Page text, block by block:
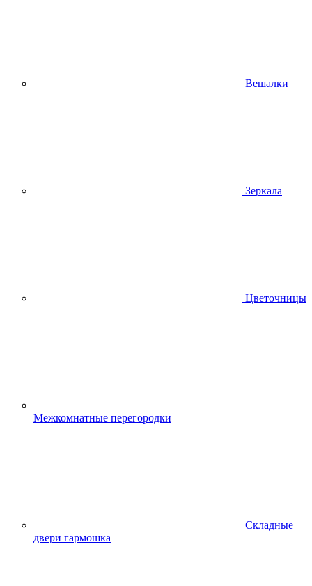
Вешалки
Зеркала
Цветочницы
Межкомнатные перегородки
Складные
двери гармошка